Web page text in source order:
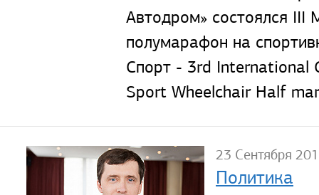
Автодром» состоялся
полумарафон на
Спорт - 3rd International
Sport Wheelchair Half
23 Сентября
Политика